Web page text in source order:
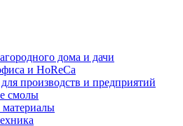
дома и дачи
и HoReCa
производств и предприятий
смолы